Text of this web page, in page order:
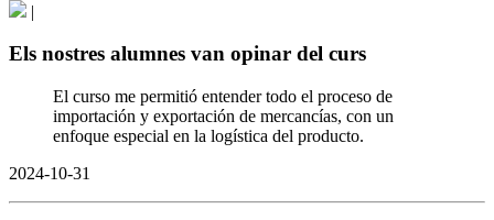
|
Els nostres alumnes van opinar del curs
El curso me permitió entender todo el proceso de
importación y exportación de mercancías, con un
enfoque especial en la logística del producto.
2024-10-31